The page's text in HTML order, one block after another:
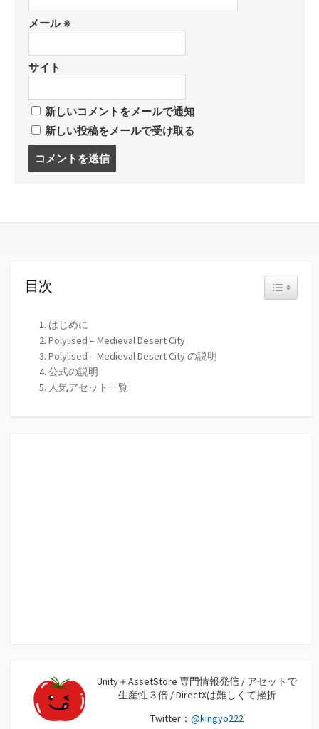
メール※
サイト
新しいコメントをメールで通知
新しい投稿をメールで受け取る
目次 Toggle
はじめに
Polylised – Medieval Desert City
Polylised – Medieval Desert City の説明
公式の説明
人気アセット一覧
Unity＋AssetStore 専門情報発信 / アセットで
生産性３倍 / DirectXは難しくて挫折
Twitter： @kingyo222